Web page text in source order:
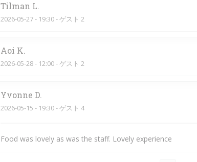
Tilman L
2026-05-27- 19:30 - ゲスト 2
Aoi K
2026-05-28- 12:00 - ゲスト 2
Yvonne D
2026-05-15 - 19:30 - ゲスト 4
Food was lovely as was the staff. Lovely experience